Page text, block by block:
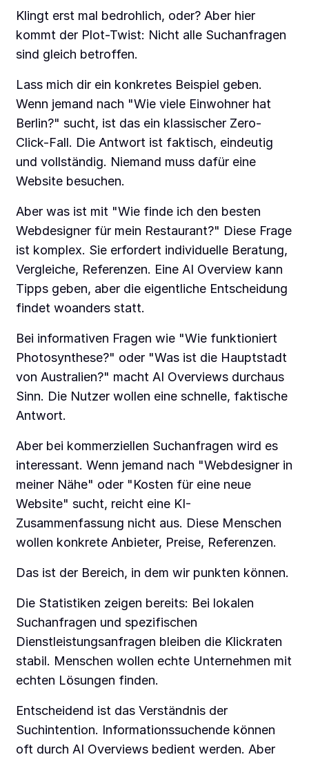
Klingt erst mal bedrohlich, oder? Aber hier
kommt der Plot-Twist: Nicht alle Suchanfragen
sind gleich betroffen.
Lass mich dir ein konkretes Beispiel geben.
Wenn jemand nach "Wie viele Einwohner hat
Berlin?" sucht, ist das ein klassischer Zero-
Click-Fall. Die Antwort ist faktisch, eindeutig
und vollständig. Niemand muss dafür eine
Website besuchen.
Aber was ist mit "Wie finde ich den besten
Webdesigner für mein Restaurant?" Diese Frage
ist komplex. Sie erfordert individuelle Beratung,
Vergleiche, Referenzen. Eine AI Overview kann
Tipps geben, aber die eigentliche Entscheidung
findet woanders statt.
Bei informativen Fragen wie "Wie funktioniert
Photosynthese?" oder "Was ist die Hauptstadt
von Australien?" macht AI Overviews durchaus
Sinn. Die Nutzer wollen eine schnelle, faktische
Antwort.
Aber bei kommerziellen Suchanfragen wird es
interessant. Wenn jemand nach "Webdesigner in
meiner Nähe" oder "Kosten für eine neue
Website" sucht, reicht eine KI-
Zusammenfassung nicht aus. Diese Menschen
wollen konkrete Anbieter, Preise, Referenzen.
Das ist der Bereich, in dem wir punkten können.
Die Statistiken zeigen bereits: Bei lokalen
Suchanfragen und spezifischen
Dienstleistungsanfragen bleiben die Klickraten
stabil. Menschen wollen echte Unternehmen mit
echten Lösungen finden.
Entscheidend ist das Verständnis der
Suchintention. Informationssuchende können
oft durch AI Overviews bedient werden. Aber